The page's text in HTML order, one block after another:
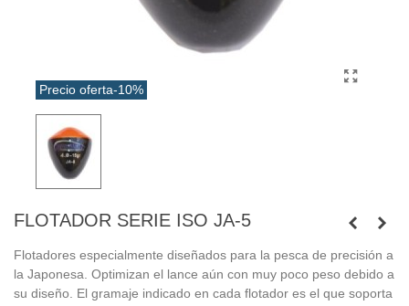
Precio oferta-10%
FLOTADOR SERIE ISO JA-5
Flotadores especialmente diseñados para la pesca de precisión a
la Japonesa. Optimizan el lance aún con muy poco peso debido a
su diseño. El gramaje indicado en cada flotador es el que soporta